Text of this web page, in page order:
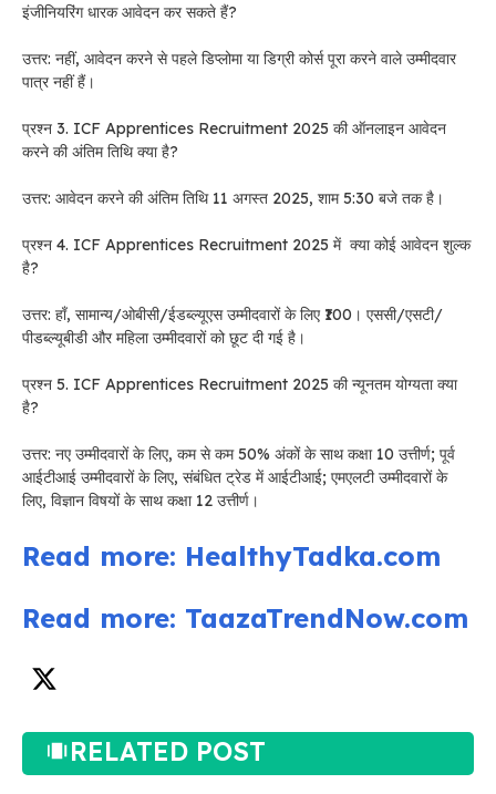
इंजीनियरिंग धारक आवेदन कर सकते हैं?
उत्तर: नहीं, आवेदन करने से पहले डिप्लोमा या डिग्री कोर्स पूरा करने वाले उम्मीदवार
पात्र नहीं हैं।
प्रश्न 3. ICF Apprentices Recruitment 2025 की ऑनलाइन आवेदन
करने की अंतिम तिथि क्या है?
उत्तर: आवेदन करने की अंतिम तिथि 11 अगस्त 2025, शाम 5:30 बजे तक है।
प्रश्न 4. ICF Apprentices Recruitment 2025 में क्या कोई आवेदन शुल्क
है?
उत्तर: हाँ, सामान्य/ओबीसी/ईडब्ल्यूएस उम्मीदवारों के लिए ₹100। एससी/एसटी/
पीडब्ल्यूबीडी और महिला उम्मीदवारों को छूट दी गई है।
प्रश्न 5. ICF Apprentices Recruitment 2025 की न्यूनतम योग्यता क्या
है?
उत्तर: नए उम्मीदवारों के लिए, कम से कम 50% अंकों के साथ कक्षा 10 उत्तीर्ण; पूर्व
आईटीआई उम्मीदवारों के लिए, संबंधित ट्रेड में आईटीआई; एमएलटी उम्मीदवारों के
लिए, विज्ञान विषयों के साथ कक्षा 12 उत्तीर्ण।
Read more: HealthyTadka.com
Read more: TaazaTrendNow.com
RELATED POST